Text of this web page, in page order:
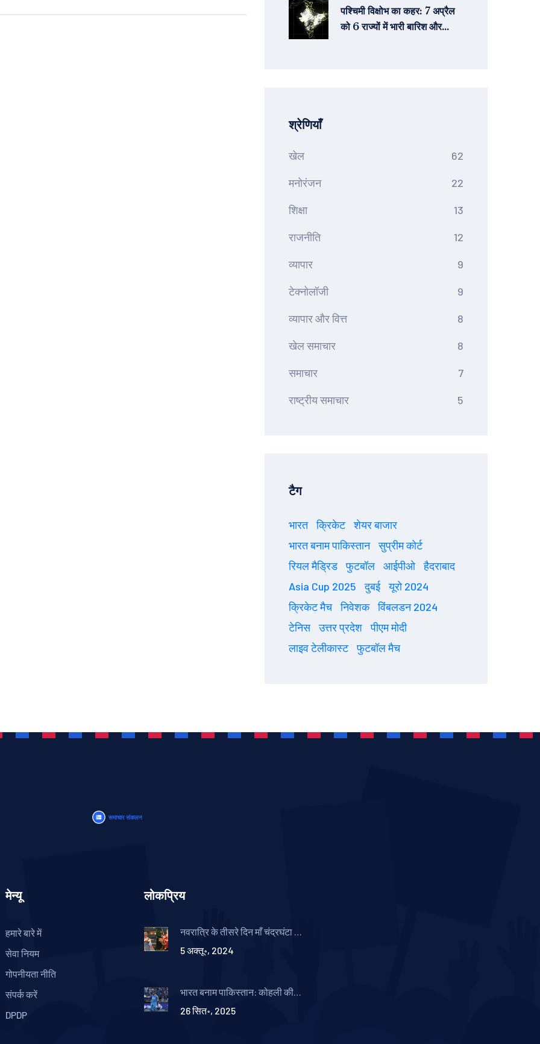
पश्चिमी विक्षोभ का कहर: 7 अप्रैल
को 6 राज्यों में भारी बारिश और
श्रेणियाँ
खेल 62
मनोरंजन 22
शिक्षा 13
राजनीति 12
व्यापार 9
टेक्नोलॉजी 9
व्यापार और वित्त 8
खेल समाचार 8
समाचार 7
राष्ट्रीय समाचार 5
टैग
भारत क्रिकेट
शेयर बाजार
भारत बनाम पाकिस्तान
सुप्रीम कोर्ट
रियल मैड्रिड
फुटबॉल आईपीओ
हैदराबाद
Asia Cup 2025
दुबई
यूरो 2024
क्रिकेट मैच
निवेशक
विंबलडन 2024
टेनिस
उत्तर प्रदेश
पीएम मोदी
लाइव टेलीकास्ट
फुटबॉल मैच
मेन्यू
हमारे बारे में
सेवा नियम
गोपनीयता नीति
संपर्क करें
DPDP
लोकप्रिय
नवरात्रि के तीसरे दिन माँ चंद्रघंटा का
5 अक्तू॰, 2024
भारत बनाम पाकिस्तान: कोहली की
सेमीफ़ाइनल में भारत
26 सित॰, 2025